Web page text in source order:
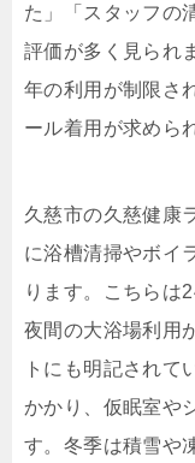
た」「スタッフの
評価が多く見られ
年の利用が制限さ
ール着用が求めら
久慈市の久慈健康
に浴槽清掃やボイ
ります。こちらは
夜間の大浴場利用
トにも明記されて
かかり、仮眠室や
す。冬季は積雪や